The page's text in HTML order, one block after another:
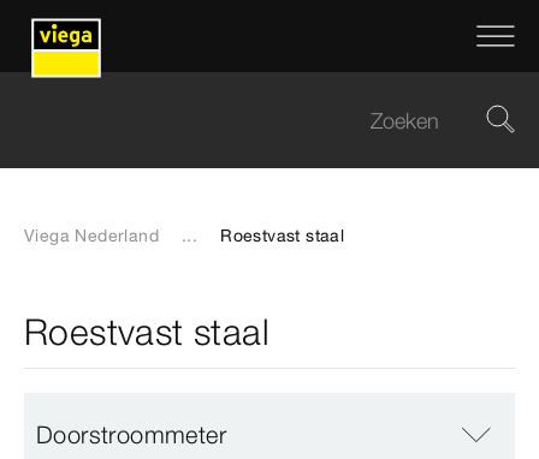
Viega Nederland ... Roestvast staal
Roestvast staal
Doorstroommeter